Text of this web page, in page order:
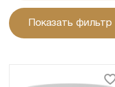
Показать фильтр